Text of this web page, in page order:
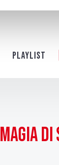
Playlist
di